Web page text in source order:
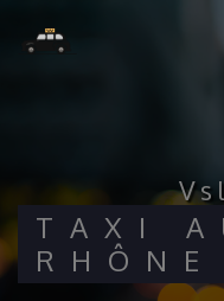
TAXI AUVERGNE